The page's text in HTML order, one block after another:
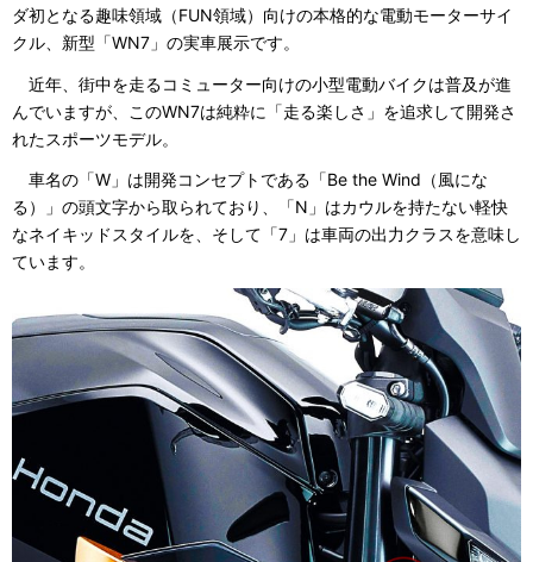
ダ初となる趣味領域（FUN領域）向けの本格的な電動モーターサイ
クル、新型「WN7」の実車展示です。
近年、街中を走るコミューター向けの小型電動バイクは普及が進
んでいますが、このWN7は純粋に「走る楽しさ」を追求して開発さ
れたスポーツモデル。
車名の「W」は開発コンセプトである「Be the Wind（風にな
る）」の頭文字から取られており、「N」はカウルを持たない軽快
なネイキッドスタイルを、そして「7」は車両の出力クラスを意味し
ています。